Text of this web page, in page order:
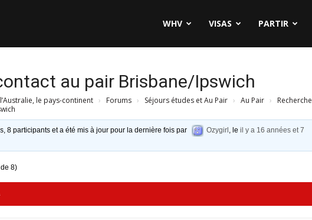
WHV VISAS PARTIR
au pair Brisbane/Ipswich
le pays-continent › Forums › Séjours études et Au Pair › Au Pair ›
Recherche
8 participants et a été mis à jour pour la dernière fois par Ozygirl , leil y a 16 années et 7
8)